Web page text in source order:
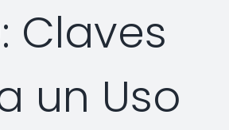
Consulting Services
Security Services
Us
Claves
un Uso